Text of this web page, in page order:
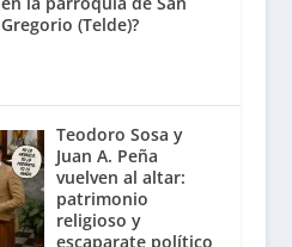
Gregorio (Telde)?
Teodoro Sosa y
Juan A. Peña
vuelven al altar:
patrimonio
religioso y
escaparate político